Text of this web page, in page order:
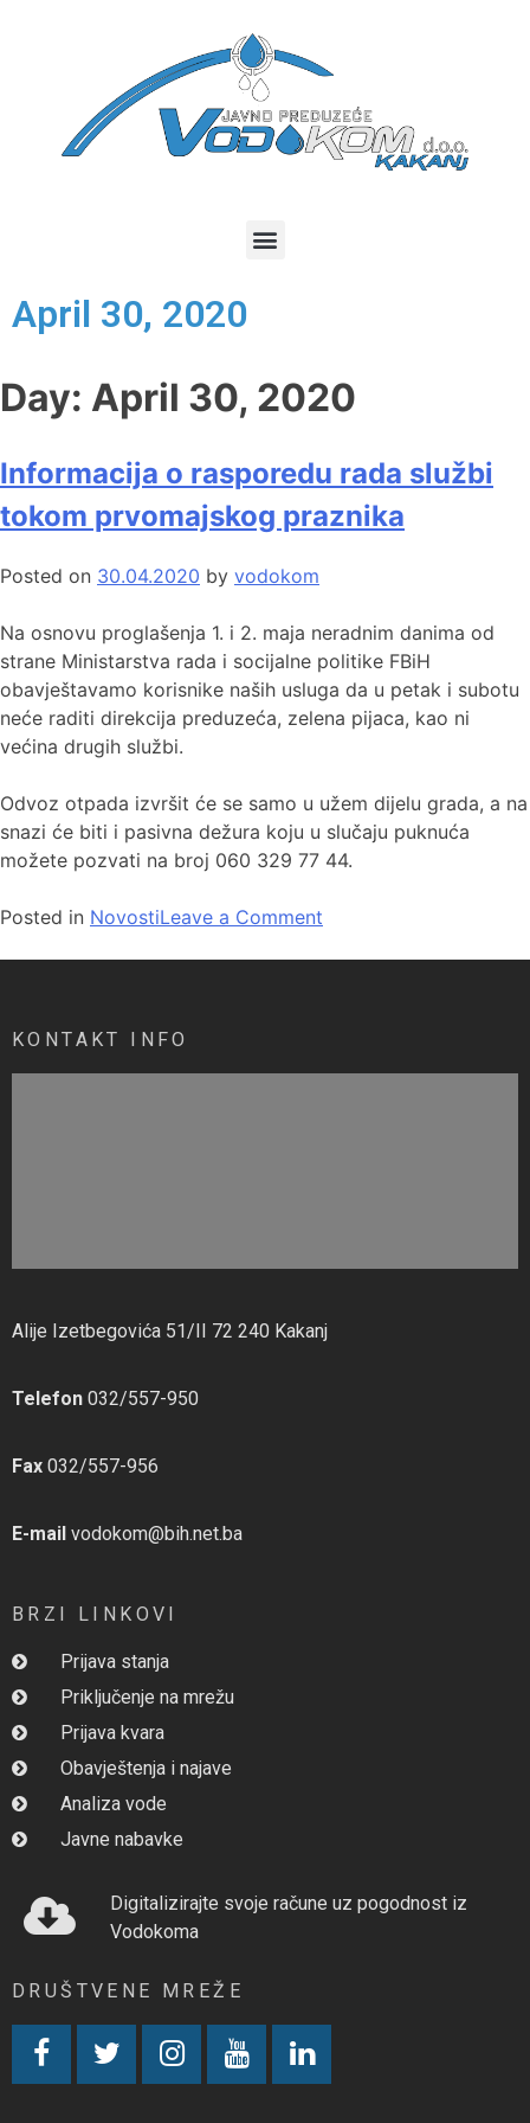
April 30, 2020
Day: April 30, 2020
Informacija o rasporedu rada službi
tokom prvomajskog praznika
Posted on 30.04.2020 by vodokom
Na osnovu proglašenja 1. i 2. maja neradnim danima od
strane Ministarstva rada i socijalne politike FBiH
obavještavamo korisnike naših usluga da u petak i subotu
neće raditi direkcija preduzeća, zelena pijaca, kao ni
većina drugih službi.
Odvoz otpada izvršit će se samo u užem dijelu grada, a na
snazi će biti i pasivna dežura koju u slučaju puknuća
možete pozvati na broj 060 329 77 44.
Posted in NovostiLeave a Comment
KONTAKT INFO
Alije Izetbegovića 51/II 72 240 Kakanj
Telefon 032/557-950
Fax 032/557-956
E-mail vodokom@bih.net.ba
BRZI LINKOVI
Prijava stanja
Priključenje na mrežu
Prijava kvara
Obavještenja i najave
Analiza vode
Javne nabavke
Digitalizirajte svoje račune uz pogodnost iz
Vodokoma
DRUŠTVENE MREŽE